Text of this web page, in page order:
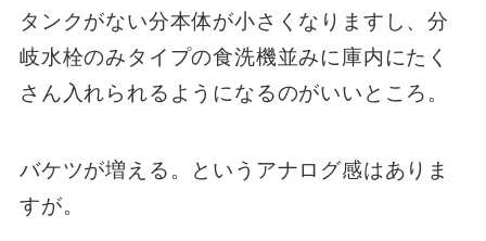
タンクがない分本体が小さくなりますし、分
岐水栓のみタイプの食洗機並みに庫内にたく
さん入れられるようになるのがいいところ。
バケツが増える。というアナログ感はありま
すが。